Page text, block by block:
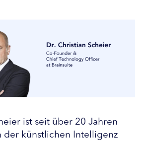
ist seit über 20 Jahren
der künstlichen Intelligenz